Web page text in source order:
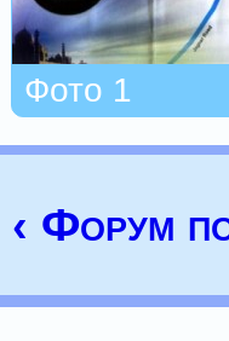
Фото 1
‹ Форум